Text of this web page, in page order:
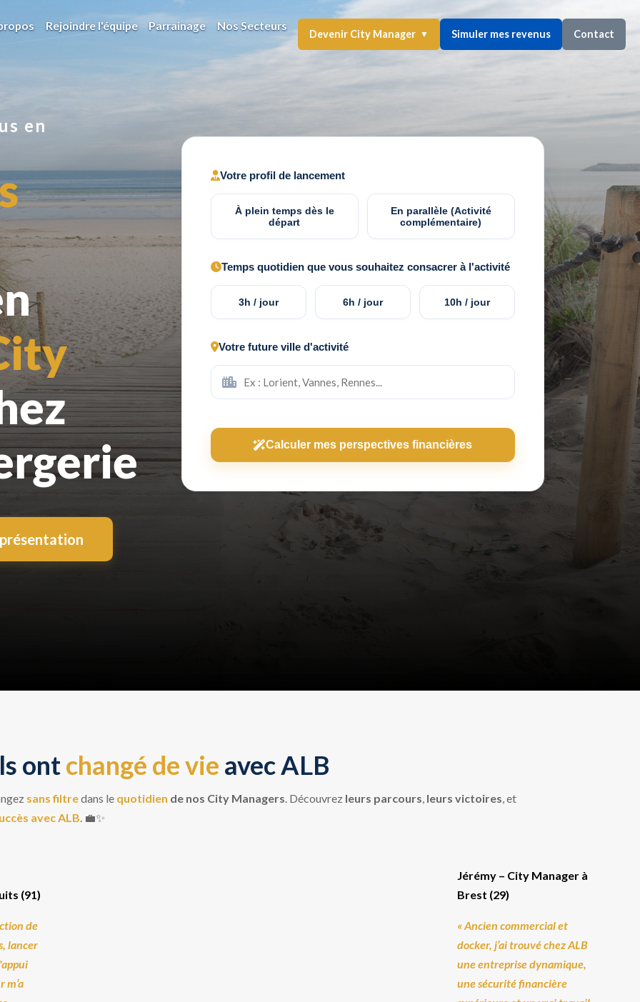
Rejoindre l'équipe Parrainage Nos Secteurs
Devenir City Manager ▼ Simuler mes revenus Contact
en
Votre profil de lancement
À plein temps dès le
départ
En parallèle (Activité
complémentaire)
Temps quotidien que vous souhaitez consacrer à l'activité
3h / jour 6h / jour 10h / jour
Votre future ville d'activité
Calculer mes perspectives financières
ontchangé de vie avec ALB
sans filtredans le quotidien de nos City Managers. Découvrez leurs parcours, leurs victoires, et
avec ALB. 💼✨
(91)
de
lancer
m’a
Jérémy – City Manager à
Brest (29)
«Ancien commercial et
docker, j’ai trouvé chez ALB
une entreprise dynamique,
une sécurité financière